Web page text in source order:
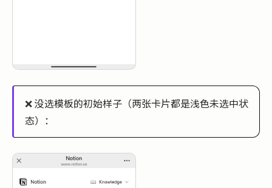
❌ 没选模板的初始样子（两张卡片都是浅色未选中状
态）：